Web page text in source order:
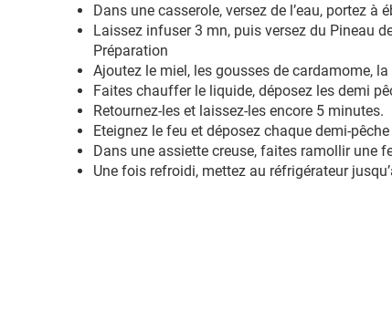
Dans une casserole, versez de l’eau, portez
Laissez infuser 3 mn, puis versez du Pineau
Préparation
Ajoutez le miel, les gousses de cardamome,
Faites chauffer le liquide, déposez les demi
Retournez-les et laissez-les encore 5 minutes.
Eteignez le feu et déposez chaque demi-
Dans une assiette creuse, faites ramollir une
Une fois refroidi, mettez au réfrigérateur